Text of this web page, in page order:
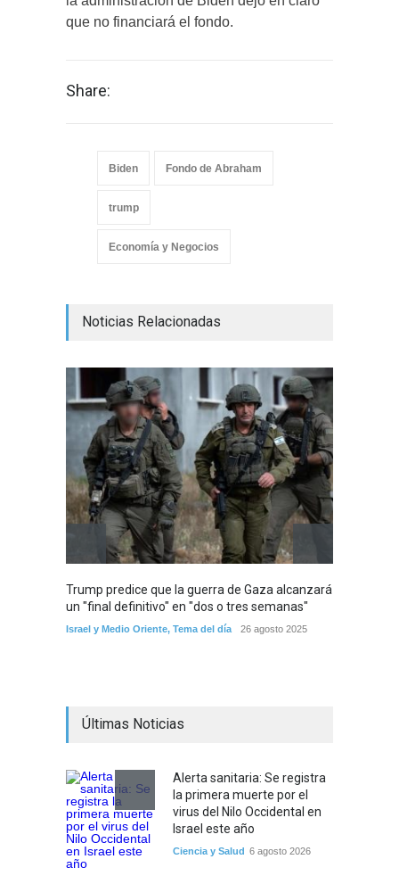
que no financiará el fondo.
Share:
Biden Fondo de Abraham
trump
Economía y Negocios
Noticias Relacionadas
Trump predice que la guerra de Gaza alcanzará
un "final definitivo" en "dos o tres semanas"
Israel y Medio Oriente, Tema del día 26 agosto 2025
Últimas Noticias
Alerta sanitaria: Se registra
la primera muerte por el
virus del Nilo Occidental en
Israel este año
Ciencia y Salud 6 agosto 2026